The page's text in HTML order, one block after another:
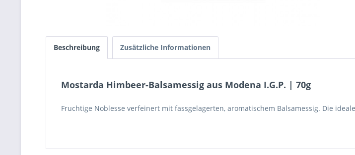
Beschreibung Zusätzliche Informationen
Mostarda Himbeer-Balsamessig aus Modena I.G.P. | 70g
Fruchtige Noblesse verfeinert mit fassgelagerten, aromatischem Balsamessig. Die